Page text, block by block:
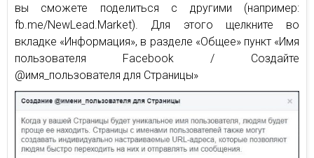
вы сможете поделиться с другими (например:
fb.me/NewLead.Market). Для этого щелкните во
вкладке «Информация», в разделе «Общее» пункт «Имя
пользователя Facebook / Создайте
@имя_пользователя для Страницы»